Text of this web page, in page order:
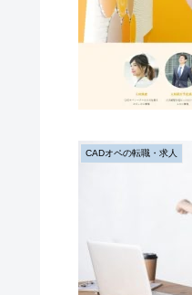
CADオペの転職・求人